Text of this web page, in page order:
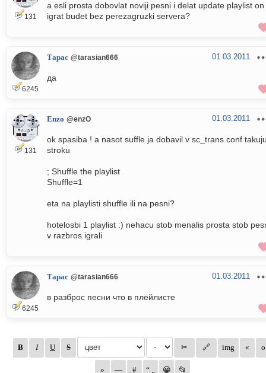
131
a esli prosta dobovlat noviji pesni i delat update playlist on
igrat budet bez perezagruzki servera?
6245
Тарас @tarasian666 01.03.2011
да
131
Enzo @enzO 01.03.2011
ok spasiba ! a nasot suffle ja dobavil v sc_trans.conf
stroku
; Shuffle the playlist
Shuffle=1
eta na playlisti shuffle ili na pesni?
hotelosbi 1 playlist :) nehacu stob menalis prosta stob
v razbros igrali
6245
Тарас @tarasian666 01.03.2011
в разброс песни что в плейлисте